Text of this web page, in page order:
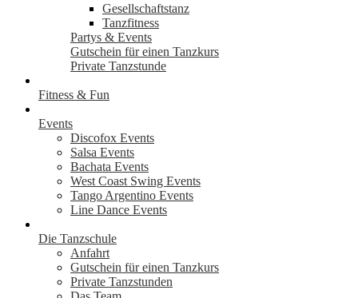
Gesellschaftstanz
Tanzfitness
Partys & Events
Gutschein für einen Tanzkurs
Private Tanzstunde
Fitness & Fun
Events
Discofox Events
Salsa Events
Bachata Events
West Coast Swing Events
Tango Argentino Events
Line Dance Events
Die Tanzschule
Anfahrt
Gutschein für einen Tanzkurs
Private Tanzstunden